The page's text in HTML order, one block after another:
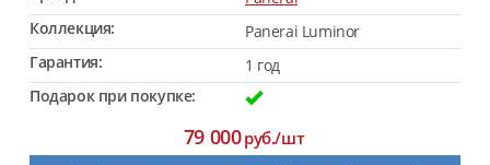
Коллекция:
Panerai Luminor
Гарантия:
1 год
Подарок при покупке:
79 000руб./шт